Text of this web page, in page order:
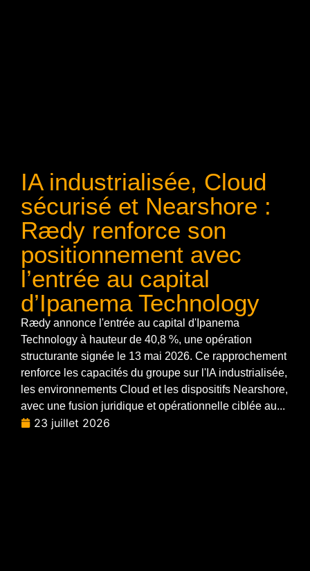
IA industrialisée, Cloud
sécurisé et Nearshore :
Rædy renforce son
positionnement avec
l’entrée au capital
d’Ipanema Technology
Rædy annonce l'entrée au capital d'Ipanema
Technology à hauteur de 40,8 %, une opération
structurante signée le 13 mai 2026. Ce rapprochement
renforce les capacités du groupe sur l'IA industrialisée,
les environnements Cloud et les dispositifs Nearshore,
avec une fusion juridique et opérationnelle ciblée au...
23 juillet 2026